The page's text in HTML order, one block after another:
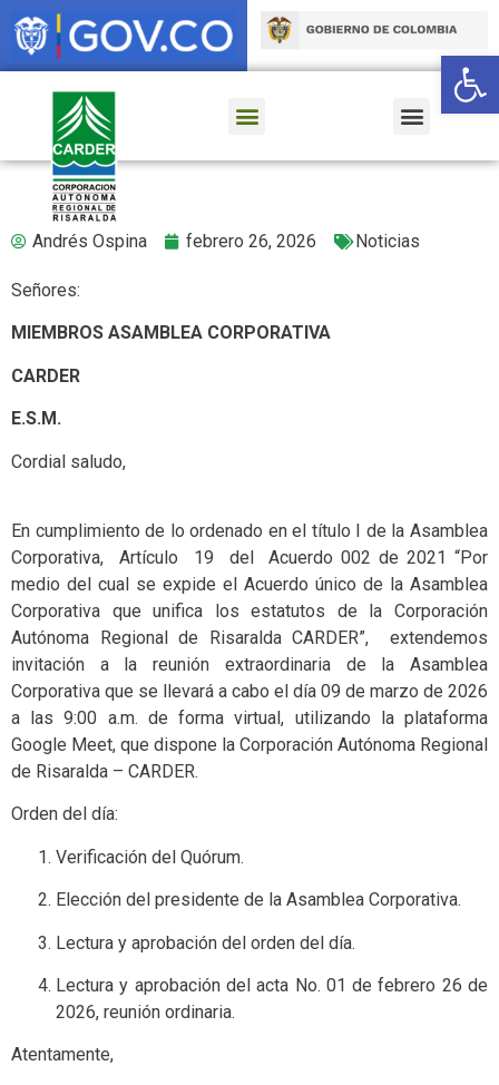
Andrés Ospina febrero 26, 2026 Noticias
Señores:
MIEMBROS ASAMBLEA CORPORATIVA
CARDER
E.S.M.
Cordial saludo,
En cumplimiento de lo ordenado en el título I de la Asamblea
Corporativa, Artículo 19 del Acuerdo 002 de 2021 “Por
medio del cual se expide el Acuerdo único de la Asamblea
Corporativa que unifica los estatutos de la Corporación
Autónoma Regional de Risaralda CARDER”, extendemos
invitación a la reunión extraordinaria de la Asamblea
Corporativa que se llevará a cabo el día 09 de marzo de 2026
a las 9:00 a.m. de forma virtual, utilizando la plataforma
Google Meet, que dispone la Corporación Autónoma Regional
de Risaralda – CARDER.
Orden del día:
Verificación del Quórum.
Elección del presidente de la Asamblea Corporativa.
Lectura y aprobación del orden del día.
Lectura y aprobación del acta No. 01 de febrero 26 de
2026, reunión ordinaria.
Atentamente,